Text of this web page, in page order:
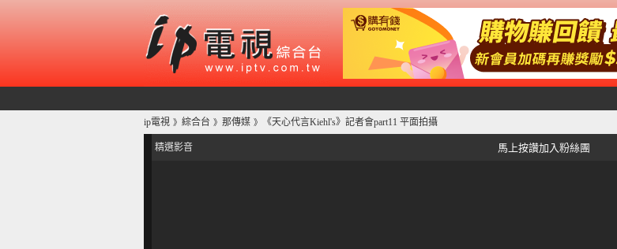
ip電視 》 綜合台 》 那傳媒 》 《天心代言Kiehl's》記者會part11 平面拍攝
精選影音 馬上按讚加入粉絲團